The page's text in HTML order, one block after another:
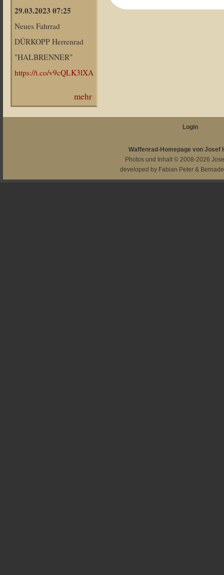
29.03.2023 07:25
Neues Fahrrad
DÜRKOPP Herrenrad
"HALBRENNER"
https://t.co/v9cQLK3lXA
mehr
Login
Waffenrad-Homepage von Josef
Photos und Inhalt © 2008-2026
developed by Fabian Peter &